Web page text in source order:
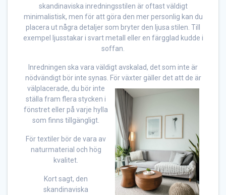
skandinaviska inredningsstilen är oftast väldigt
minimalistisk, men för att göra den mer personlig kan du
placera ut några detaljer som bryter den ljusa stilen. Till
exempel ljusstakar i svart metall eller en färgglad kudde i
soffan.
Inredningen ska vara väldigt avskalad, det som inte är
nödvändigt bör inte synas. För växter gäller det att de är
välplacerade, du bör inte
ställa fram flera stycken i
fönstret eller på varje hylla
som finns tillgängligt.
För textiler bör de vara av
naturmaterial och hög
kvalitet.
Kort sagt, den
skandinaviska